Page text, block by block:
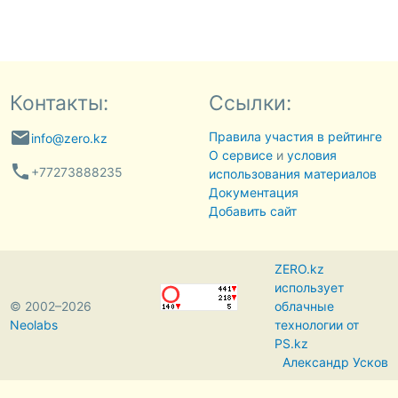
Контакты:
emailinfo@zero.kz
phone +77273888235
Ссылки:
Правила участия в рейтинге
О сервисеи условия
использования материалов
Документация
Добавить сайт
© 2002–2026
Neolabs
ZERO.kz
использует
облачные
технологии от
PS.kz
Александр Усков